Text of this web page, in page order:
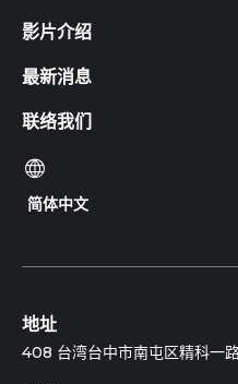
All software and
Being the first in
completely master
finish internally. In this
is ahead of the
procedures including
This gives CHMER
of getting exclusive
影片介绍
最新消息
联络我们
简体中文
地址
408 台湾台中市南屯区精科一